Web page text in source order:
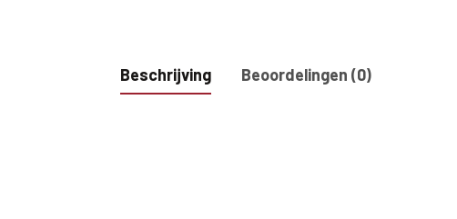
Beschrijving Beoordelingen (0)